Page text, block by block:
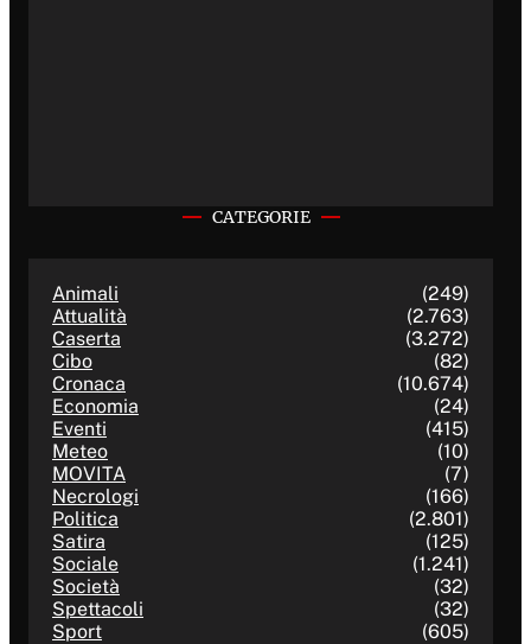
CATEGORIE
Animali
(249)
Attualità
(2.763)
Caserta
(3.272)
Cibo
(82)
Cronaca
(10.674)
Economia
(24)
Eventi
(415)
Meteo
(10)
MOVITA
(7)
Necrologi
(166)
Politica
(2.801)
Satira
(125)
Sociale
(1.241)
Società
(32)
Spettacoli
(32)
Sport
(605)